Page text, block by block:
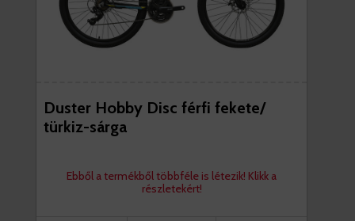
Duster Hobby Disc férfi fekete/
türkiz-sárga
Ebből a termékből többféle is létezik! Klikk a
részletekért!